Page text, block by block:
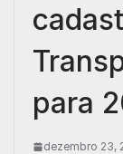
para
dezembro 23,